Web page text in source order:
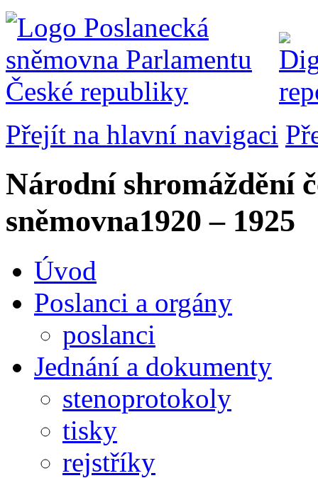
Přejít na hlavní navigaci
Národní shromáždění
sněmovna1920 – 1925
Úvod
Poslanci a orgány
poslanci
Jednání a dokumenty
stenoprotokoly
tisky
rejstříky